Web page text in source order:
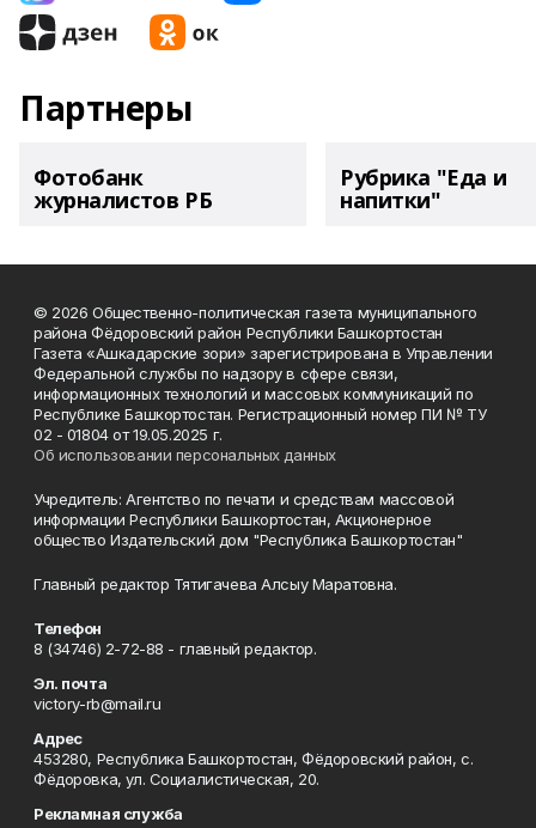
Партнеры
Фотобанк
журналистов РБ
Рубрика "Еда и
напитки"
© 2026 Общественно-политическая газета муниципального
района Фёдоровский район Республики Башкортостан
Газета «Ашкадарские зори» зарегистрирована в Управлении
Федеральной службы по надзору в сфере связи,
информационных технологий и массовых коммуникаций по
Республике Башкортостан. Регистрационный номер ПИ № ТУ
02 - 01804 от 19.05.2025 г.
Об использовании персональных данных
Учредитель: Агентство по печати и средствам массовой
информации Республики Башкортостан, Акционерное
общество Издательский дом "Республика Башкортостан"
Главный редактор Тятигачева Алсыу Маратовна.
Телефон
8 (34746) 2-72-88 - главный редактор.
Эл. почта
victory-rb@mail.ru
Адрес
453280, Республика Башкортостан, Фёдоровский район, с.
Фёдоровка, ул. Социалистическая, 20.
Рекламная служба